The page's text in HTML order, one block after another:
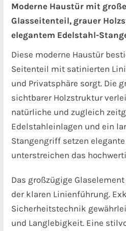
Moderne Haustür mit
Glasseitenteil, grauer
elegantem Edelstahl-
Diese moderne Haustür
Seitenteil mit satinierten
und Privatsphäre sorgt. Die
sichtbarer Holzstruktur
natürliche und zugleich
Edelstahleinlagen und ein
Stangengriff setzen
unterstreichen das
Das großzügige
der klaren Linienführung.
Sicherheitstechnik
und Langlebigkeit. Eine